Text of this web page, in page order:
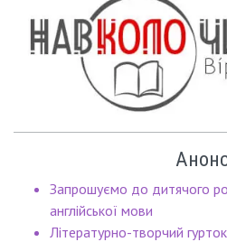
Запрошуємо до дитячого
англійської мови
Літературно-творчий